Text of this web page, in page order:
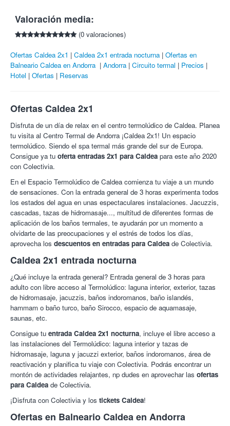
aquamasaje, saunas y el espacio ‘Esencia’.
Entrada al espectáculo
propuesta creativa tendrá como personaje principal un DJ
música todo ello combinado con acrobacias y baile para
crear un ambiente inmersivo.
Como novedad destacable, el público será a la vez
Hotel Segle XX.Es el lugar ideal para disfrutar de Andorra en
familia durante todo el año. En invierno se ofrece guarda esquís
y servicio de traslado a pistas gratuito (sector El Tarter, con
reserva previa y en horarios estipulados). El Segle XX dispone
hotel. Se admiten mascotas, consultar suplemento.
Hotel Marco Polo.
Está situado en La Massana, Andorra, a
solo 500 metros del teleférico de la estación de esquí de
Vallnord, que durante los meses de verano es un parque de
bicicletas. Ofrece acceso gratuito a una piscina exterior de
temporada situada a menos de 200 metros y que incluye una
zona de césped. Hay zona para dejar bicicletas.
Todas las habitaciones son funcionales e incluyen TV de
pantalla plana, caja fuerte y baño privado con bañera o ducha y
secador de pelo.
Acerca del Espacio Termolúdico de Caldea:
En el Espacio Termolúdico de Caldea
noche de 3 horas experimenta todos los estados del agua en
unas espectaculares instalaciones. Jacuzzis, cascadas, tazas
de hidromasaje..., multitud de diferentes formas de aplicación de
los baños termales, te ayudarán por un momento a olvidarte de
las preocupaciones y el estrés de todos los días.
Tasas de estancia si las hubiera no incluidas
Valoración media:
(0 valoraciones)
Ofertas Caldea 2x1 Caldea 2x1 entrada nocturna Ofertas en
Balneario Caldea en Andorra
Andorra Circuito termal
Precios
Hotel
Ofertas Reservas
Ofertas Caldea 2x1
Disfruta de un día de relax en el centro termolúdico de Caldea. Planea
tu visita al Centro Termal de Andorra ¡Caldea 2x1! Un espacio
termolúdico. Siendo el spa termal más grande del sur de Europa.
Consigue ya tu oferta entradas 2x1 para Caldea para este año 2020
con Colectivia.
En el Espacio Termolúdico de Caldea comienza tu viaje a un mundo
de sensaciones. Con la entrada general de 3 horas experimenta todos
los estados del agua en unas espectaculares instalaciones. Jacuzzis,
cascadas, tazas de hidromasaje..., multitud de diferentes formas de
aplicación de los baños termales, te ayudarán por un momento a
olvidarte de las preocupaciones y el estrés de todos los días,
aprovecha los descuentos en entradas para Caldea de Colectivia.
Caldea 2x1 entrada nocturna
¿Qué incluye la entrada general? Entrada general de 3 horas para
adulto con libre acceso al Termolúdico: laguna interior, exterior, tazas
de hidromasaje, jacuzzis, baños indoromanos, baño islandés,
hammam o baño turco, baño Sirocco, espacio de aquamasaje,
saunas, etc.
Consigue tu entrada Caldea 2x1 nocturna, incluye el libre acceso a
las instalaciones del Termolúdico: laguna interior y tazas de
hidromasaje, laguna y jacuzzi exterior, baños indoromanos, área de
reactivación y planifica tu viaje con Colectivia. Podrás encontrar un
montón de actividades relajantes, np dudes en aprovechar las ofertas
para Caldea de Colectivia.
¡Disfruta con Colectivia y los tickets Caldea!
Ofertas en Balneario Caldea en Andorra